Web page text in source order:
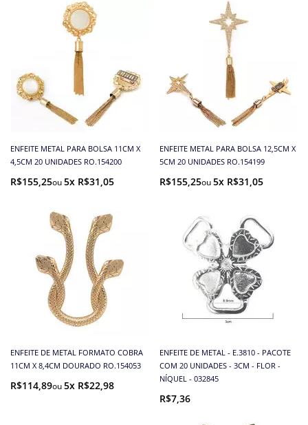
ENFEITE METAL PARA BOLSA 11CM X
4,5CM 20 UNIDADES RO.154200
R$155,25 5x R$31,05
ENFEITE METAL PARA BOLSA 12,5CM X
5CM 20 UNIDADES RO.154199
R$155,25 5x R$31,05
ENFEITE DE METAL FORMATO COBRA
11CM X 8,4CM DOURADO RO.154053
R$114,89 5x R$22,98
ENFEITE DE METAL - E.3810 - PACOTE
COM 20 UNIDADES - 3CM - FLOR -
NÍQUEL - 032845
R$7,36